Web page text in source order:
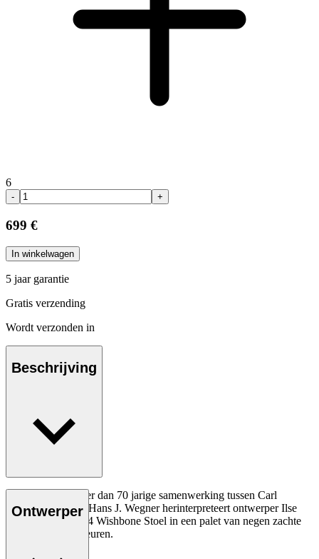
6
- +
699 €
In winkelwagen
5 jaar garantie
Gratis verzending
Wordt verzonden in
Beschrijving
Ter ere van de meer dan 70 jarige samenwerking tussen Carl
Hansen & Søn en Hans J. Wegner herinterpreteert ontwerper Ilse
Crawford de CH24 Wishbone Stoel in een palet van negen zachte
maar complexe kleuren.
Ontwerper